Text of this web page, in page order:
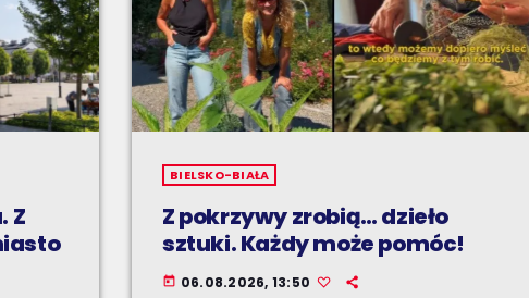
Z
BIELSKO-BIAŁA
Z pokrzywy zrobią… dzieło
sztuki. Każdy może pomóc!
today 06.08.2026, 13:50